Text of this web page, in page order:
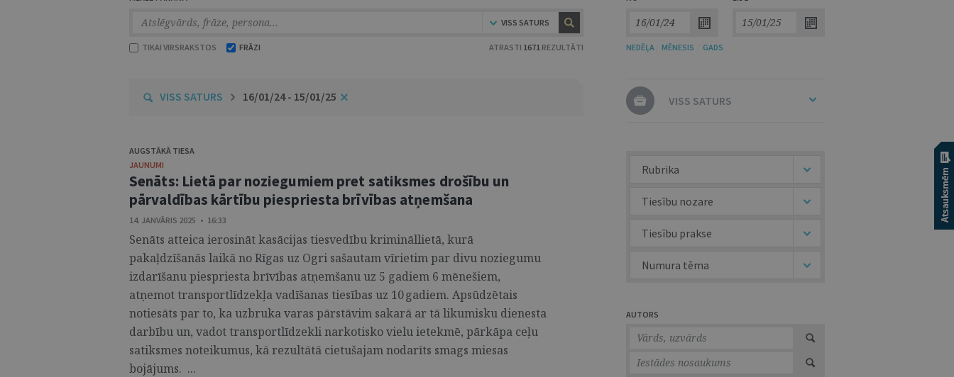
VISS SATURS
TIKAI VIRSRAKSTOS FRĀZI ATRASTI 1671 REZULTĀTI NEDĒĻA MĒNESIS GADS
VISS SATURS 16/01/24 - 15/01/25
AUGSTĀKĀ TIESA
JAUNUMI
Senāts: Lietā par noziegumiem pret satiksmes drošību un
pārvaldības kārtību piespriesta brīvības atņemšana
14. JANVĀRIS 2025 • 16:33
Senāts atteica ierosināt kasācijas tiesvedību krimināllietā, kurā
pakaļdzīšanās laikā no Rīgas uz Ogri sašautam vīrietim par divu noziegumu
izdarīšanu piespriesta brīvības atņemšanu uz 5 gadiem 6 mēnešiem,
atņemot transportlīdzekļa vadīšanas tiesības uz 10 gadiem. Apsūdzētais
notiesāts par to, ka uzbruka varas pārstāvim sakarā ar tā likumisku dienesta
darbību un, vadot transportlīdzekli narkotisko vielu ietekmē, pārkāpa ceļu
satiksmes noteikumus, kā rezultātā cietušajam nodarīts smags miesas
bojājums. ...
VISS SATURS
Rubrika
Tiesību nozare
Tiesību prakse
Numura tēma
AUTORS